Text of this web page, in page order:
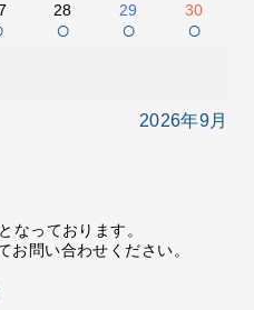
28
○
29
○
30
○
2026年9月
なっております。
お問い合わせください。